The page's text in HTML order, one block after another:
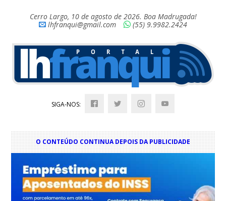
Cerro Largo, 10 de agosto de 2026. Boa Madrugada!
lhfranqui@gmail.com
(55) 9.9982.2424
SIGA-NOS:
O CONTEÚDO CONTINUA DEPOIS DA PUBLICIDADE